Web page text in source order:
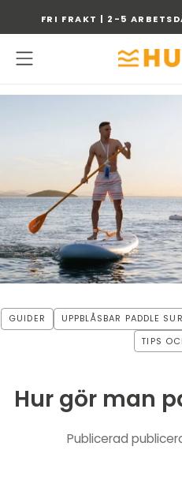
FRI FRAKT | 2-5
GUIDER UPPBLÅSBAR PADDLE
TIPS
Hur gör man
Publicerad